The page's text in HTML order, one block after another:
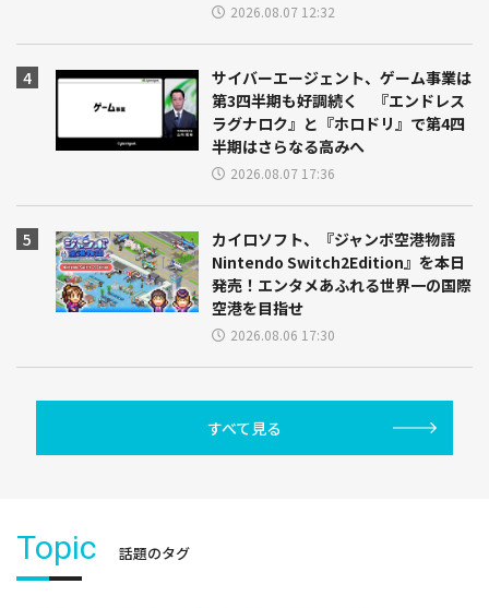
2026.08.07 12:32
サイバーエージェント、ゲーム事業は
第3四半期も好調続く 『エンドレス
ラグナロク』と『ホロドリ』で第4四
半期はさらなる高みへ
2026.08.07 17:36
カイロソフト、『ジャンボ空港物語
Nintendo Switch2Edition』を本日
発売！エンタメあふれる世界一の国際
空港を目指せ
2026.08.06 17:30
すべて見る
Topic 話題のタグ